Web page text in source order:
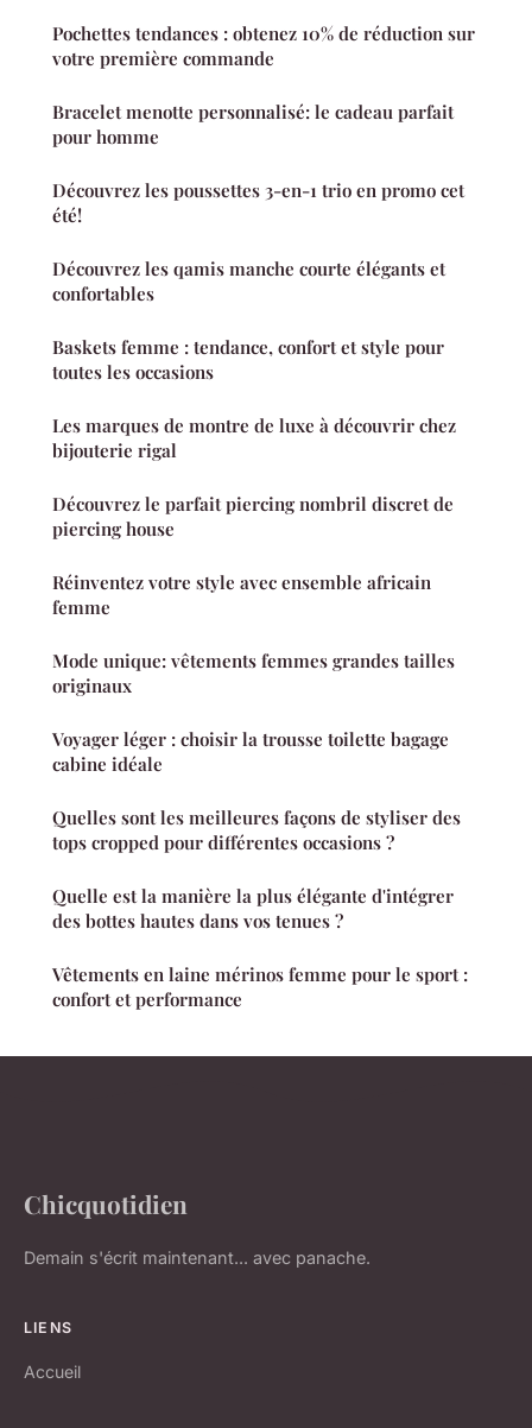
Pochettes tendances : obtenez 10% de réduction sur
votre première commande
Bracelet menotte personnalisé: le cadeau parfait
pour homme
Découvrez les poussettes 3-en-1 trio en promo cet
été!
Découvrez les qamis manche courte élégants et
confortables
Baskets femme : tendance, confort et style pour
toutes les occasions
Les marques de montre de luxe à découvrir chez
bijouterie rigal
Découvrez le parfait piercing nombril discret de
piercing house
Réinventez votre style avec ensemble africain
femme
Mode unique: vêtements femmes grandes tailles
originaux
Voyager léger : choisir la trousse toilette bagage
cabine idéale
Quelles sont les meilleures façons de styliser des
tops cropped pour différentes occasions ?
Quelle est la manière la plus élégante d'intégrer
des bottes hautes dans vos tenues ?
Vêtements en laine mérinos femme pour le sport :
confort et performance
Chicquotidien
Demain s'écrit maintenant... avec panache.
LIENS
Accueil